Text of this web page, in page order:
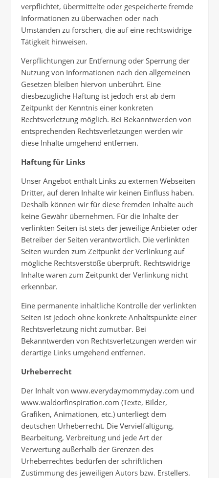
verpflichtet, übermittelte oder gespeicherte fremde
Informationen zu überwachen oder nach
Umständen zu forschen, die auf eine rechtswidrige
Tätigkeit hinweisen.
Verpflichtungen zur Entfernung oder Sperrung der
Nutzung von Informationen nach den allgemeinen
Gesetzen bleiben hiervon unberührt. Eine
diesbezügliche Haftung ist jedoch erst ab dem
Zeitpunkt der Kenntnis einer konkreten
Rechtsverletzung möglich. Bei Bekanntwerden von
entsprechenden Rechtsverletzungen werden wir
diese Inhalte umgehend entfernen.
Haftung für Links
Unser Angebot enthält Links zu externen Webseiten
Dritter, auf deren Inhalte wir keinen Einfluss haben.
Deshalb können wir für diese fremden Inhalte auch
keine Gewähr übernehmen. Für die Inhalte der
verlinkten Seiten ist stets der jeweilige Anbieter oder
Betreiber der Seiten verantwortlich. Die verlinkten
Seiten wurden zum Zeitpunkt der Verlinkung auf
mögliche Rechtsverstöße überprüft. Rechtswidrige
Inhalte waren zum Zeitpunkt der Verlinkung nicht
erkennbar.
Eine permanente inhaltliche Kontrolle der verlinkten
Seiten ist jedoch ohne konkrete Anhaltspunkte einer
Rechtsverletzung nicht zumutbar. Bei
Bekanntwerden von Rechtsverletzungen werden wir
derartige Links umgehend entfernen.
Urheberrecht
Der Inhalt von www.everydaymommyday.com und
www.waldorfinspiration.com (Texte, Bilder,
Grafiken, Animationen, etc.) unterliegt dem
deutschen Urheberrecht. Die Vervielfältigung,
Bearbeitung, Verbreitung und jede Art der
Verwertung außerhalb der Grenzen des
Urheberrechtes bedürfen der schriftlichen
Zustimmung des jeweiligen Autors bzw. Erstellers.